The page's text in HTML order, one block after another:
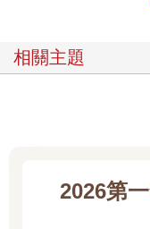
相關主題
2026第